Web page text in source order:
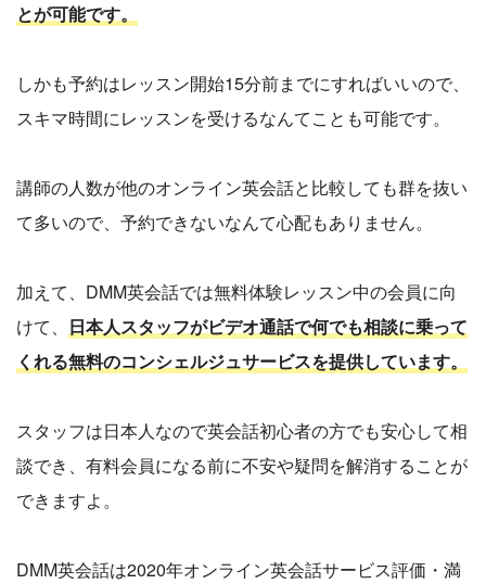
とが可能です。
しかも予約はレッスン開始15分前までにすればいいので、
スキマ時間にレッスンを受けるなんてことも可能です。
講師の人数が他のオンライン英会話と比較しても群を抜い
て多いので、予約できないなんて心配もありません。
加えて、DMM英会話では無料体験レッスン中の会員に向
けて、 日本人スタッフがビデオ通話で何でも相談に乗って
くれる無料のコンシェルジュサービスを提供しています。
スタッフは日本人なので英会話初心者の方でも安心して相
談でき、有料会員になる前に不安や疑問を解消することが
できますよ。
DMM英会話は2020年オンライン英会話サービス評価・満